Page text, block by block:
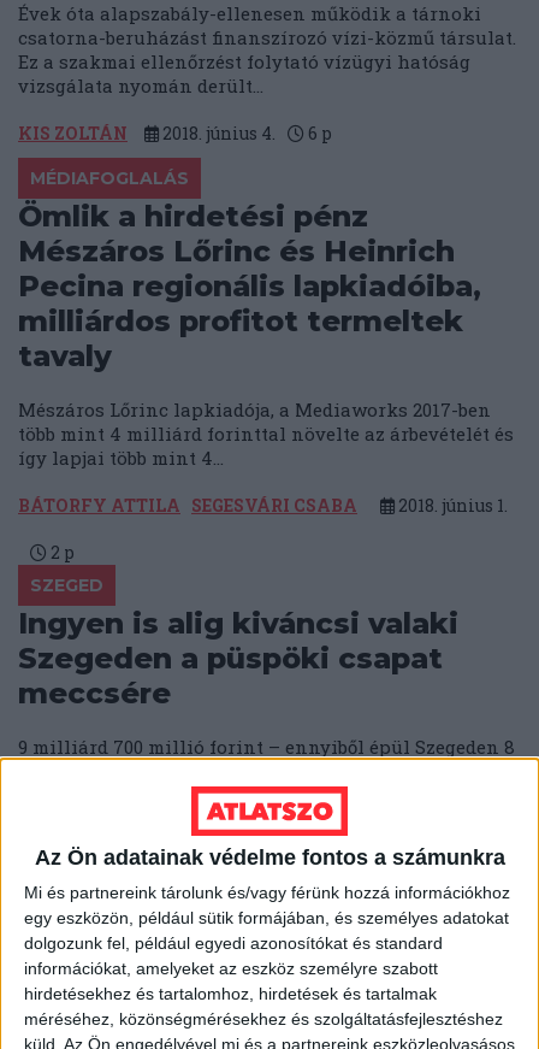
Az Ön adatainak védelme fontos a számunkra
Mi és partnereink tárolunk és/vagy férünk hozzá információkhoz
egy eszközön, például sütik formájában, és személyes adatokat
dolgozunk fel, például egyedi azonosítókat és standard
információkat, amelyeket az eszköz személyre szabott
hirdetésekhez és tartalomhoz, hirdetések és tartalmak
méréséhez, közönségmérésekhez és szolgáltatásfejlesztéshez
küld. Az Ön engedélyével mi és a partnereink eszközleolvasásos
Évek óta alapszabály-ellenesen működik a tárnoki
csatorna-beruházást finanszírozó vízi-közmű társulat.
Ez a szakmai ellenőrzést folytató vízügyi hatóság
vizsgálata nyomán derült...
KIS ZOLTÁN 2018. június 4. 6 p
MÉDIAFOGLALÁS
Ömlik a hirdetési pénz
Mészáros Lőrinc és Heinrich
Pecina regionális lapkiadóiba,
milliárdos profitot termeltek
tavaly
Mészáros Lőrinc lapkiadója, a Mediaworks 2017-ben
több mint 4 milliárd forinttal növelte az árbevételét és
így lapjai több mint 4...
BÁTORFY ATTILA SEGESVÁRI CSABA 2018. június 1.
2 p
SZEGED
Ingyen is alig kiváncsi valaki
Szegeden a püspöki csapat
meccsére
9 milliárd 700 millió forint – ennyiből épül Szegeden 8
focicsapatnak, melynek az átlagos...
SEGESVÁRI CSABA 2018. május 31.
HÓDMEZŐVÁSÁRHELY
Bebukta a feljelentést Márki-
Zay ellen az őszödi
kamuszivárogtató